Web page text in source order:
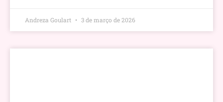
Andreza Goulart 3 de março de 2026